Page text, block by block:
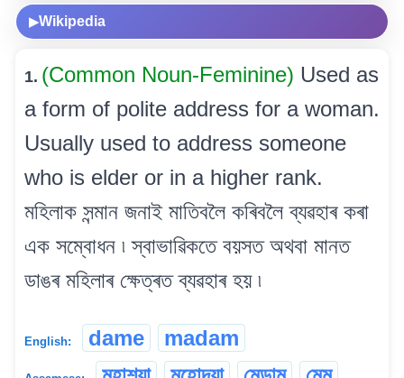
▶Wikipedia
1. (Common Noun-Feminine) Used as
a form of polite address for a woman.
Usually used to address someone
who is elder or in a higher rank.
মহিলাক সন্মান জনাই মাতিবলৈ কৰিবলৈ ব্যৱহাৰ কৰা
এক সম্বোধন ৷ স্বাভাৱিকতে বয়সত অথবা মানত
ডাঙৰ মহিলাৰ ক্ষেত্ৰত ব্যৱহাৰ হয় ৷
English: dame madam